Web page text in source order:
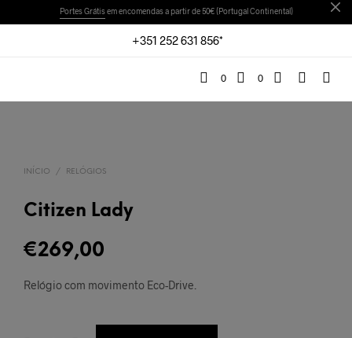
Portes Grátisem encomendas a partir de 50€ (Portugal Continental)
+351 252 631 856*
0 0
INÍCIO / RELÓGIOS
Citizen Lady
€269,00
Relógio com movimento Eco-Drive.